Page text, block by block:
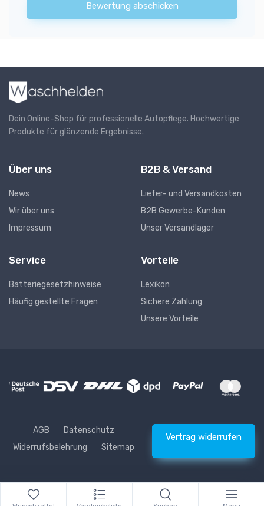
Bewertung abschicken
Dein Online-Shop für professionelle Autopflege. Hochwertige
Produkte für glänzende Ergebnisse.
Über uns
News
Wir über uns
Impressum
B2B & Versand
Liefer- und Versandkosten
B2B Gewerbe-Kunden
Unser Versandlager
Service
Batteriegesetzhinweise
Häufig gestellte Fragen
Vorteile
Lexikon
Sichere Zahlung
Unsere Vorteile
AGB
Datenschutz
Widerrufsbelehrung
Sitemap
Vertrag widerrufen
* Alle Preise inkl. gesetzlicher USt., zzgl. Versand © Waschhelden